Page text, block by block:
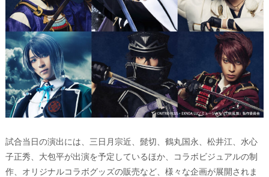
試合当日の演出には、三日月宗近、髭切、鶴丸国永、松井江、水心
子正秀、大包平が出演を予定しているほか、コラボビジュアルの制
作、オリジナルコラボグッズの販売など、様々な企画が展開されま